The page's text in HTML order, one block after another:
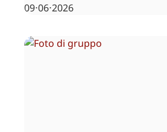
09⋅06⋅2026